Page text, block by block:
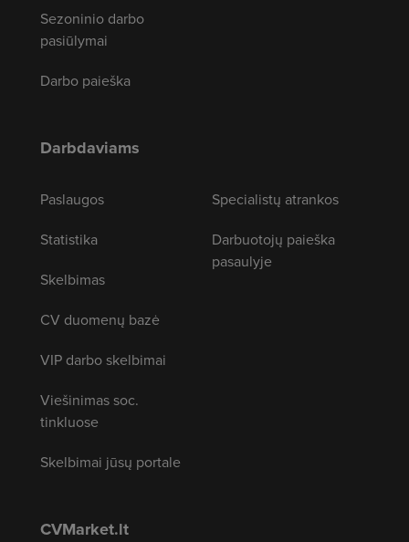
Sezoninio darbo
pasiūlymai
Darbo paieška
Darbdaviams
Paslaugos
Statistika
Skelbimas
CV duomenų bazė
VIP darbo skelbimai
Viešinimas soc.
tinkluose
Skelbimai jūsų portale
Specialistų atrankos
Darbuotojų paieška
pasaulyje
CVMarket.lt